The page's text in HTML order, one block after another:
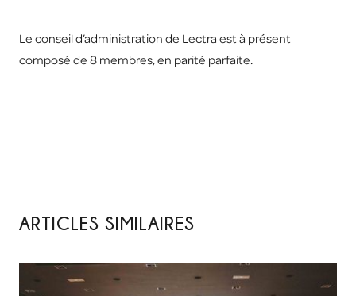
Le conseil d’administration de Lectra est à présent
composé de 8 membres, en parité parfaite.
ARTICLES SIMILAIRES